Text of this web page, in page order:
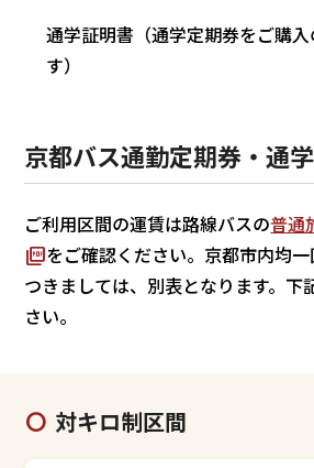
通学証明書（通学定期券をご購
す）
京都バス通勤定期券・通
ご利用区間の運賃は路線バスの普通
をご確認ください。京都市内均
つきましては、別表となります。下
さい。
対キロ制区間